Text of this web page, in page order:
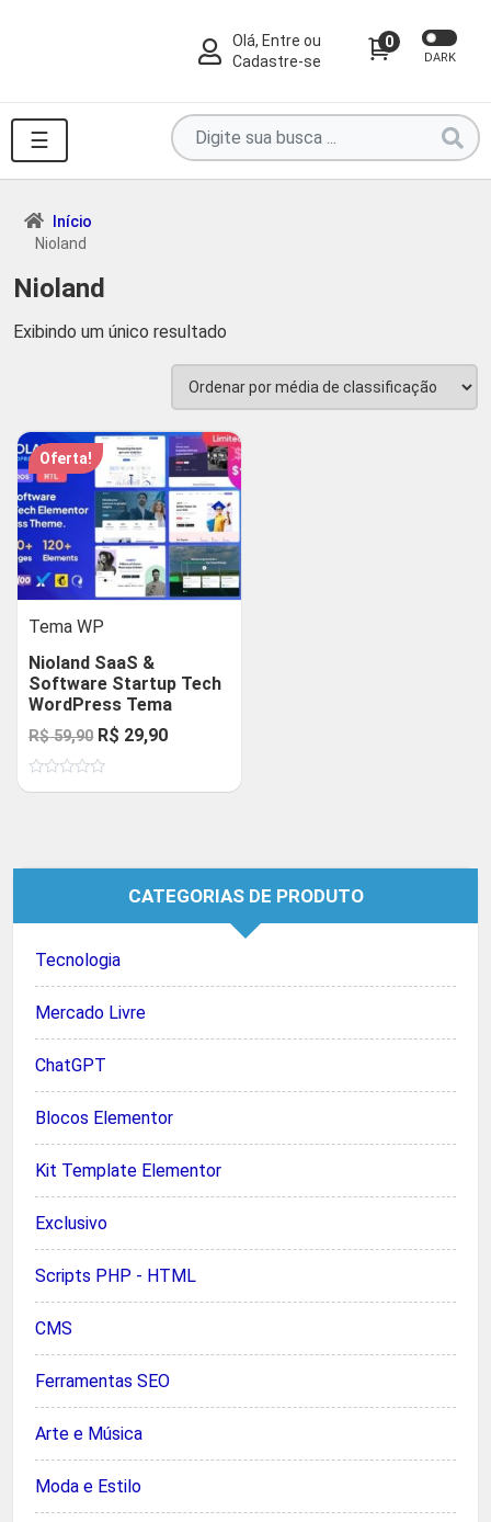
Olá, Entre ou
Cadastre-se
0
DARK
☰
Pesquise
por
produtos
Início
Nioland
Nioland
Exibindo um único resultado
Oferta!
Tema WP
Nioland SaaS &
Software Startup Tech
WordPress Tema
R$59,90 O
preço
original
R$ 29,90O
atual
CATEGORIAS DE PRODUTO
Tecnologia
Mercado Livre
ChatGPT
Blocos Elementor
Kit Template Elementor
Exclusivo
Scripts PHP - HTML
CMS
Ferramentas SEO
Arte e Música
Moda e Estilo